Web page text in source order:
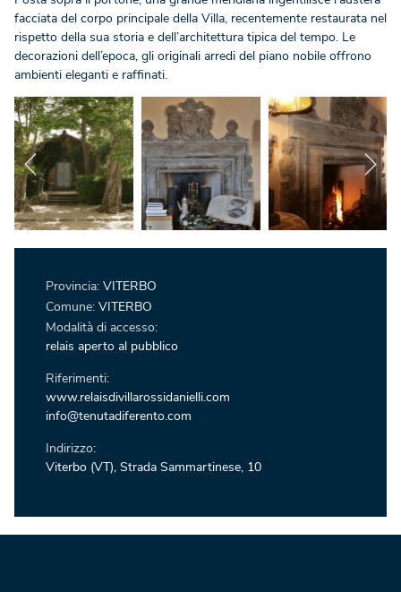
facciata del corpo principale della Villa, recentemente restaurata nel
rispetto della sua storia e dell’architettura tipica del tempo. Le
decorazioni dell’epoca, gli originali arredi del piano nobile offrono
ambienti eleganti e raffinati.
Provincia: VITERBO
Comune: VITERBO
Modalità di accesso:
relais aperto al pubblico
Riferimenti:
www.relaisdivillarossidanielli.com
info@tenutadiferento.com
Indirizzo:
Viterbo (VT), Strada Sammartinese, 10